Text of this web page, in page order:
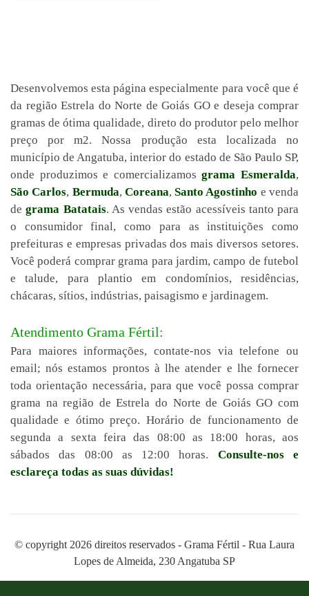
Desenvolvemos esta página especialmente para você que é
da região Estrela do Norte de Goiás GO e deseja comprar
gramas de ótima qualidade, direto do produtor pelo melhor
preço por m2. Nossa produção esta localizada no
município de Angatuba, interior do estado de São Paulo SP,
onde produzimos e comercializamosgrama Esmeralda,
São Carlos, Bermuda, Coreana,Santo Agostinho e venda
degrama Batatais. As vendas estão acessíveis tanto para
o consumidor final, como para as instituições como
prefeituras e empresas privadas dos mais diversos setores.
Você poderá comprar grama para jardim, campo de futebol
e talude, para plantio em condomínios, residências,
chácaras, sítios, indústrias, paisagismo e jardinagem.
Atendimento Grama Fértil:
Para maiores informações, contate-nos via telefone ou
email; nós estamos prontos à lhe atender e lhe fornecer
toda orientação necessária, para que você possa comprar
grama na região de Estrela do Norte de Goiás GO com
qualidade e ótimo preço. Horário de funcionamento de
segunda a sexta feira das 08:00 as 18:00 horas, aos
sábados das 08:00 as 12:00 horas. Consulte-nos e
esclareça todas as suas dúvidas!
© copyright 2026 direitos reservados - Grama Fértil - Rua Laura
Lopes de Almeida, 230 Angatuba SP